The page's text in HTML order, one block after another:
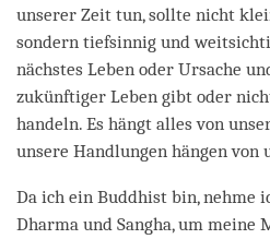
unserer Zeit tun, sollte nicht
sondern tiefsinnig und
nächstes Leben oder Ursache
zukünftiger Leben gibt oder
handeln. Es hängt alles von
unsere Handlungen hängen
Da ich ein Buddhist bin, nehme
Dharma und Sangha, um meine